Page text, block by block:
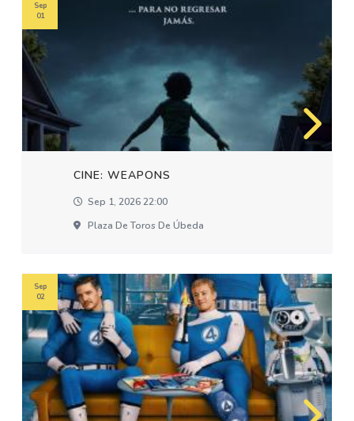
CINE: WEAPONS
Sep 1, 2026 22:00
Plaza De Toros De Úbeda
Sep
01
Sep
02